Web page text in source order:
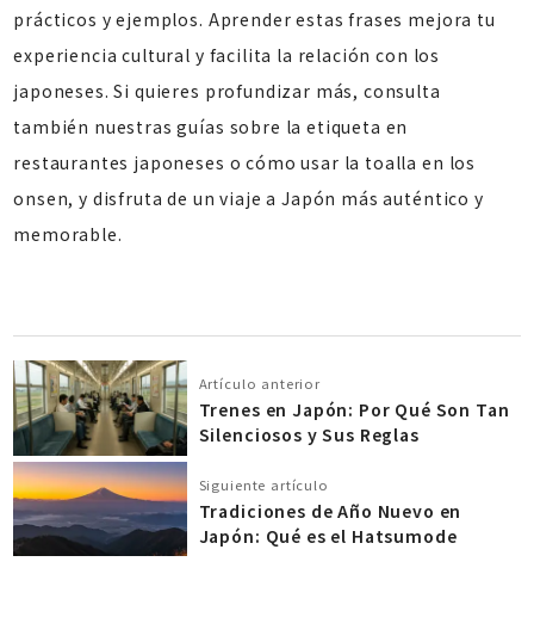
prácticos y ejemplos. Aprender estas frases mejora tu
experiencia cultural y facilita la relación con los
japoneses. Si quieres profundizar más, consulta
también nuestras guías sobre la etiqueta en
restaurantes japoneses o cómo usar la toalla en los
onsen, y disfruta de un viaje a Japón más auténtico y
memorable.
Artículo anterior
Trenes en Japón: Por Qué Son Tan
Silenciosos y Sus Reglas
Siguiente artículo
Tradiciones de Año Nuevo en
Japón: Qué es el Hatsumode